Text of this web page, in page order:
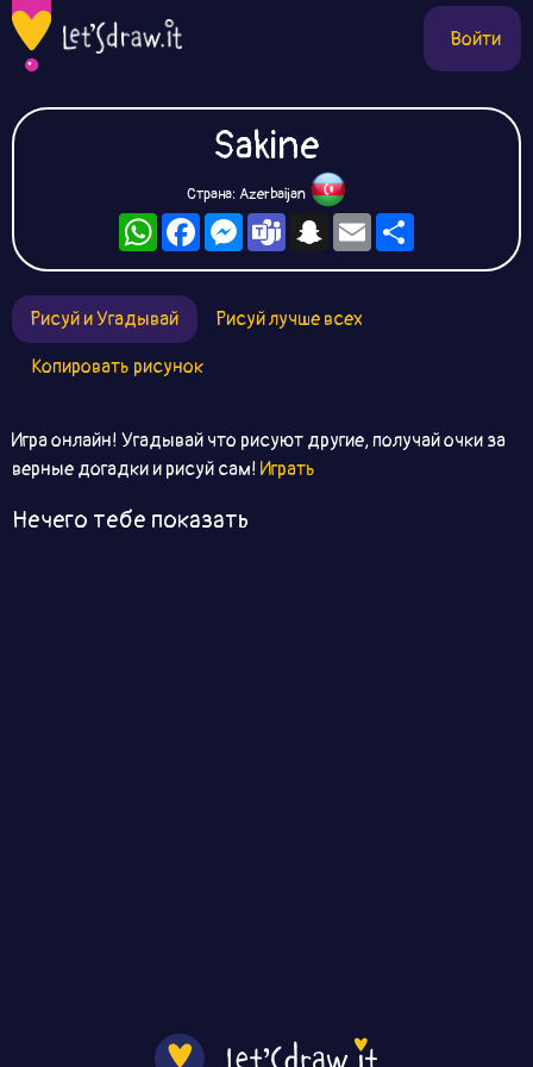
Войти
Sakine
Страна: Azerbaijan
WhatsAppFacebookMessengerTeamsSnapchat
Email
Рисуй и Угадывай
Рисуй лучше всех
Копировать рисунок
Игра онлайн! Угадывай что рисуют другие, получай очки за
верные догадки и рисуй сам! Играть
Нечего тебе показать